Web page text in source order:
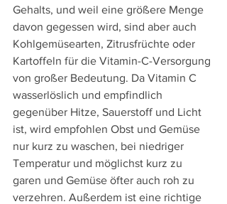
Gehalts, und weil eine größere Menge
davon gegessen wird, sind aber auch
Kohlgemüsearten, Zitrusfrüchte oder
Kartoffeln für die Vitamin-C-Versorgung
von großer Bedeutung. Da Vitamin C
wasserlöslich und empfindlich
gegenüber Hitze, Sauerstoff und Licht
ist, wird empfohlen Obst und Gemüse
nur kurz zu waschen, bei niedriger
Temperatur und möglichst kurz zu
garen und Gemüse öfter auch roh zu
verzehren. Außerdem ist eine richtige